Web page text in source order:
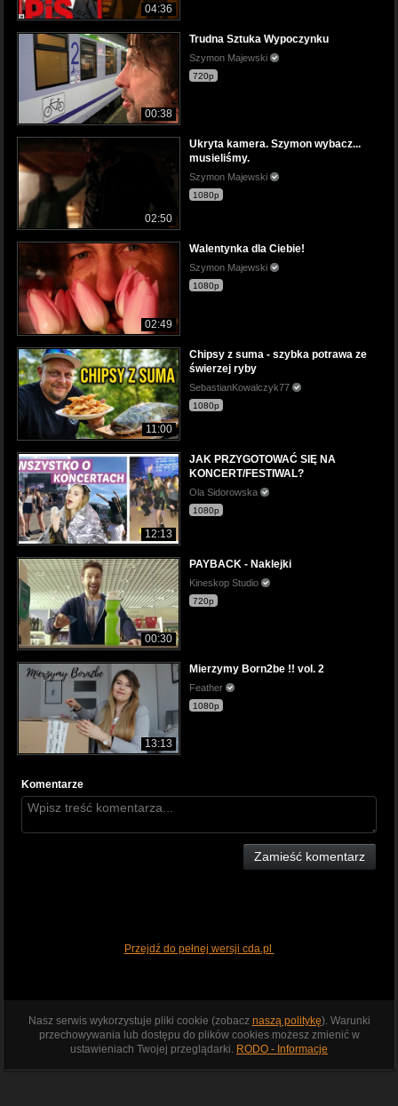
04:36
00:38
Trudna Sztuka Wypoczynku
Szymon Majewski
720p
02:50
Ukryta kamera. Szymon wybacz...
musieliśmy.
Szymon Majewski
1080p
02:49
Walentynka dla Ciebie!
Szymon Majewski
1080p
11:00
Chipsy z suma - szybka potrawa ze
świerzej ryby
SebastianKowalczyk77
1080p
12:13
JAK PRZYGOTOWAĆ SIĘ NA
KONCERT/FESTIWAL?
Ola Sidorowska
1080p
00:30
PAYBACK - Naklejki
Kineskop Studio
720p
13:13
Mierzymy Born2be !! vol. 2
Feather
1080p
Komentarze
Zamieść komentarz
Przejdź do pełnej wersji cda.pl
Nasz serwis wykorzystuje pliki cookie (zobacz naszą politykę). Warunki
przechowywania lub dostępu do plików cookies możesz zmienić w
ustawieniach Twojej przeglądarki. RODO - Informacje